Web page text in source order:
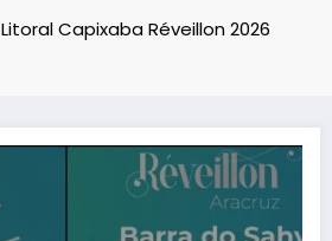
Litoral Capixaba Réveillon 2026